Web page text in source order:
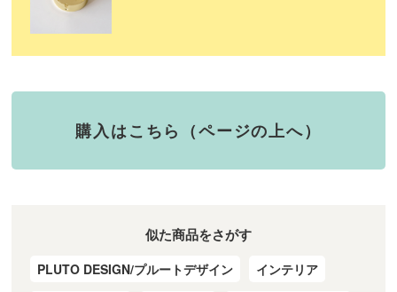
購入はこちら（ページの上へ）
似た商品をさがす
PLUTO DESIGN/プルートデザイン
インテリア